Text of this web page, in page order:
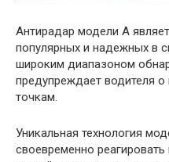
Антирадар модели A
популярных и надежных в
широким диапазоном
предупреждает водителя
точкам.
Уникальная технология
своевременно